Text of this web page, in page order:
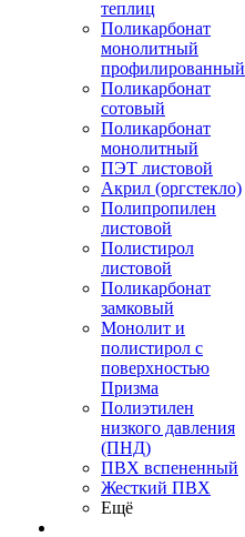
теплиц
Поликарбонат
монолитный
профилированный
Поликарбонат
сотовый
Поликарбонат
монолитный
ПЭТ листовой
Акрил (оргстекло)
Полипропилен
листовой
Полистирол
листовой
Поликарбонат
замковый
Монолит и
полистирол с
поверхностью
Призма
Полиэтилен
низкого давления
(ПНД)
ПВХ вспененный
Жесткий ПВХ
Ещё